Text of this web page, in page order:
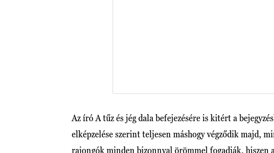
Az író A tűz és jég dala befejezésére is kitért a
elképzelése szerint teljesen máshogy végződik majd,
rajongók minden bizonnyal örömmel fogadják, hiszen